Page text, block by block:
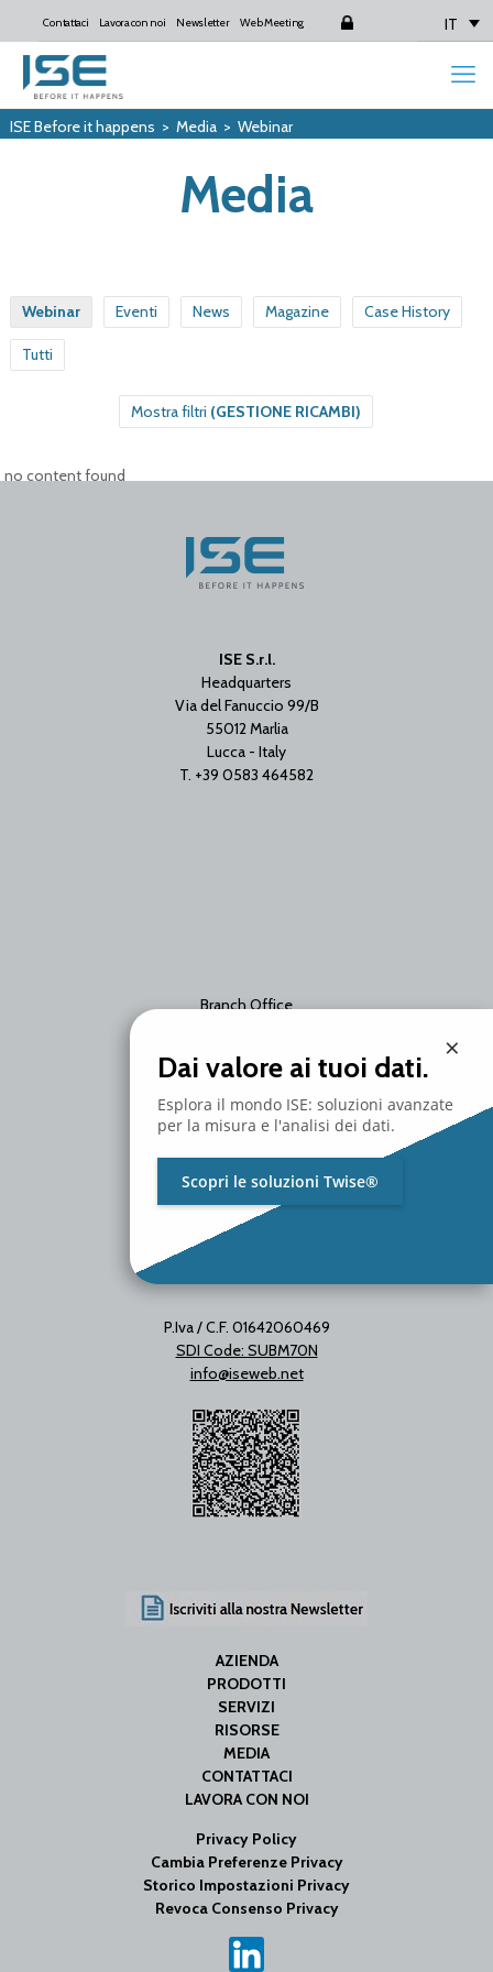
Contattaci Lavora con noi Newsletter Web Meeting IT
ISE Before it happens > Media> Webinar
Media
Webinar Eventi News Magazine Case History
Tutti
Mostra filtri (GESTIONE RICAMBI)
no content found
ISE S.r.l.
Headquarters
Via del Fanuccio 99/B
55012 Marlia
Lucca - Italy
T. +39 0583 464582
Branch Office
Milano - Italy
T. +39 02 2153663
P.Iva / C.F. 01642060469
SDI Code: SUBM70N
info@iseweb.net
AZIENDA
PRODOTTI
SERVIZI
RISORSE
MEDIA
CONTATTACI
LAVORA CON NOI
Privacy Policy
Cambia Preferenze Privacy
Storico Impostazioni Privacy
Revoca Consenso Privacy
×
Dai valore ai tuoi dati.
Esplora il mondo ISE: soluzioni avanzate
per la misura e l'analisi dei dati.
Scopri le soluzioni Twise®